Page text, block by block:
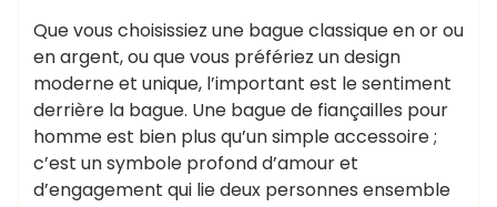
Que vous choisissiez une bague classique en or ou
en argent, ou que vous préfériez un design
moderne et unique, l’important est le sentiment
derrière la bague. Une bague de fiançailles pour
homme est bien plus qu’un simple accessoire ;
c’est un symbole profond d’amour et
d’engagement qui lie deux personnes ensemble